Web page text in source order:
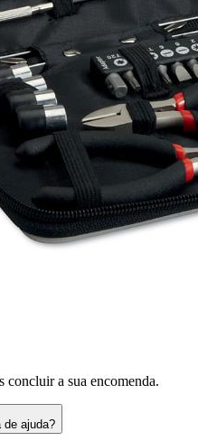
concluir a sua encomenda.
de ajuda?